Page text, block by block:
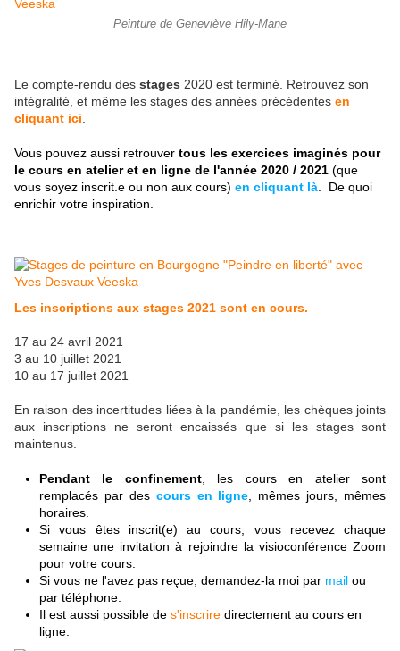
Peinture de Geneviève Hily-Mane
Le compte-rendu des stages 2020 est terminé. Retrouvez son
intégralité, et même les stages des années précédentes en
cliquant ici
Vous pouvez aussi retrouver tous les exercices imaginés pour
le cours en atelier et en ligne de l'année 2020 / 2021 (que
vous soyez inscrit.e ou non aux cours) en cliquant là . De quoi
enrichir votre inspiration.
Les inscriptions aux stages 2021 sont en cours.
17 au 24 avril 2021
3 au 10 juillet 2021
10 au 17 juillet 2021
En raison des incertitudes liées à la pandémie, les chèques joints
aux inscriptions ne seront encaissés que si les stages sont
maintenus.
Pendant le confinement, les cours en atelier sont
remplacés par des cours en ligne , mêmes jours, mêmes
horaires.
Si vous êtes inscrit(e) au cours, vous recevez chaque
semaine une invitation à rejoindre la visioconférence Zoom
pour votre cours.
Si vous ne l'avez pas reçue, demandez-la moi par mail ou
par téléphone.
Il est aussi possible de s'inscrire directement au cours en
ligne.